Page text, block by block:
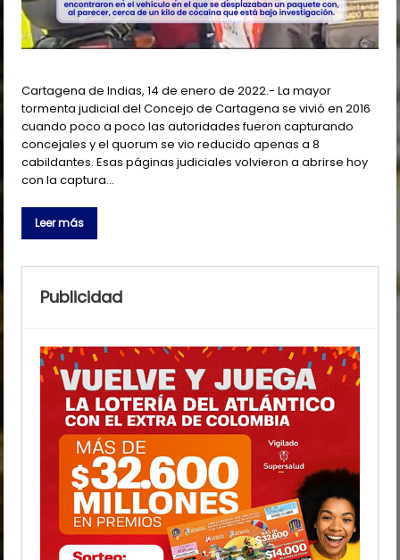
Cartagena de Indias, 14 de enero de 2022.- La mayor
tormenta judicial del Concejo de Cartagena se vivió en 2016
cuando poco a poco las autoridades fueron capturando
concejales y el quorum se vio reducido apenas a 8
cabildantes. Esas páginas judiciales volvieron a abrirse hoy
con la captura…
Leer más
Publicidad